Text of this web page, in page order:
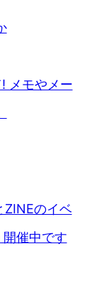
メモやメー
ZINEのイベ
催中です